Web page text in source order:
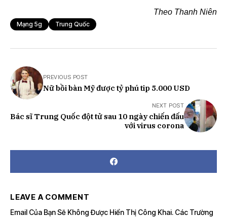
Theo Thanh Niên
Mạng 5g Trung Quốc
PREVIOUS POST
Nữ bồi bàn Mỹ được tỷ phú tip 5.000 USD
NEXT POST
Bác sĩ Trung Quốc đột tử sau 10 ngày chiến đấu
với virus corona
LEAVE A COMMENT
Email Của Bạn Sẽ Không Được Hiển Thị Công Khai. Các Trường